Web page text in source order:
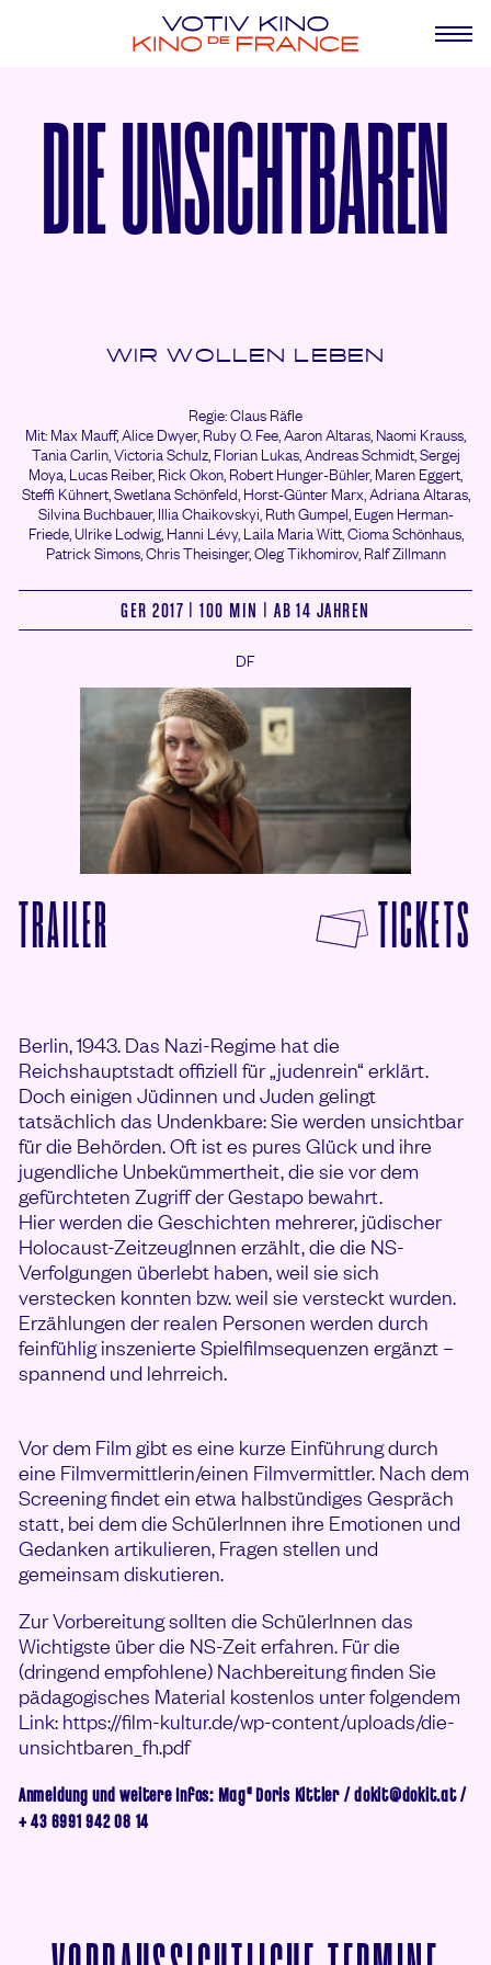
DIE UNSICHTBAREN
WIR WOLLEN LEBEN
Regie: Claus Räfle
Mit: Max Mauff,Alice Dwyer, Ruby O. Fee, Aaron Altaras, Naomi Krauss,
Tania Carlin, Victoria Schulz, Florian Lukas, Andreas Schmidt, Sergej
Moya, Lucas Reiber, Rick Okon, Robert Hunger-Bühler, Maren Eggert,
Steffi Kühnert, Swetlana Schönfeld, Horst-Günter Marx, Adriana Altaras,
Silvina Buchbauer, Illia Chaikovskyi, Ruth Gumpel, Eugen Herman-
Friede, Ulrike Lodwig, Hanni Lévy, Laila Maria Witt, Cioma Schönhaus,
Patrick Simons, Chris Theisinger,Oleg Tikhomirov, Ralf Zillmann
GER 2017 | 100 MIN | AB 14 JAHREN
DF
TRAILER
TICKETS
Berlin, 1943. Das Nazi-Regime hat die
Reichshauptstadt offiziell für „judenrein“ erklärt.
Doch einigen Jüdinnen und Juden gelingt
tatsächlich das Undenkbare: Sie werden unsichtbar
für die Behörden. Oft ist es pures Glück und ihre
jugendliche Unbekümmertheit, die sie vor dem
gefürchteten Zugriff der Gestapo bewahrt.
Hier werden die Geschichten mehrerer, jüdischer
Holocaust-ZeitzeugInnen erzählt, die die NS-
Verfolgungen überlebt haben, weil sie sich
verstecken konnten bzw. weil sie versteckt wurden.
Erzählungen der realen Personen werden durch
feinfühlig inszenierte Spielfilmsequenzen ergänzt –
spannend und lehrreich.
Vor dem Film gibt es eine kurze Einführung durch
eine Filmvermittlerin/einen Filmvermittler. Nach dem
Screening findet ein etwa halbstündiges Gespräch
statt, bei dem die SchülerInnen ihre Emotionen und
Gedanken artikulieren, Fragen stellen und
gemeinsam diskutieren.
Zur Vorbereitung sollten die SchülerInnen das
Wichtigste über die NS-Zeit erfahren. Für die
(dringend empfohlene) Nachbereitung finden Sie
pädagogisches Material kostenlos unter folgendem
Link: https://film-kultur.de/wp-content/uploads/die-
unsichtbaren_fh.pdf
Anmeldung und weitere Infos: Magª Doris Kittler / dokit@dokit.at /
+ 43 6991 942 08 14